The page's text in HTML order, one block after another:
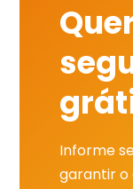
Informe
garantir o